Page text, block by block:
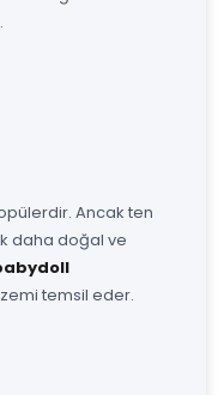
Ancak ten
daha doğal ve
temsil eder.